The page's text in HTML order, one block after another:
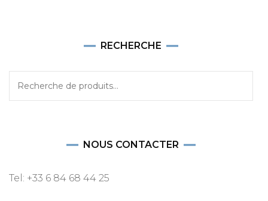
RECHERCHE
NOUS CONTACTER
Tel: +33 6 84 68 44 25